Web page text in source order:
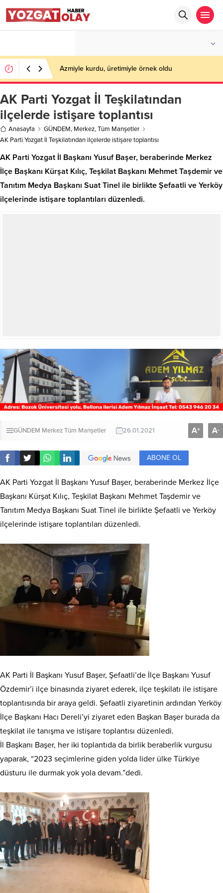
Azmiyle kurdu, üretimiyle örnek oldu
AK Parti Yozgat İl Teşkilatından
ilçelerde istişare toplantısı
Anasayfa GÜNDEM, Merkez,Tüm Manşetler
AK Parti Yozgat İl Teşkilatından ilçelerde istişare toplantısı
AK Parti Yozgat İl Başkanı Yusuf Başer, beraberinde Merkez
İlçe Başkanı Kürşat Kılıç, Teşkilat Başkanı Mehmet Taşdemir ve
Tanıtım Medya Başkanı Suat Tinel ile birlikte Şefaatli ve Yerköy
ilçelerinde istişare toplantıları düzenledi.
GÜNDEM MerkezTüm Manşetler 26.01.2021 A+ A-
ABONE OL
AK Parti Yozgat İl Başkanı Yusuf Başer, beraberinde Merkez İlçe
Başkanı Kürşat Kılıç, Teşkilat Başkanı Mehmet Taşdemir ve
Tanıtım Medya Başkanı Suat Tinel ile birlikte Şefaatli ve Yerköy
ilçelerinde istişare toplantıları düzenledi.
AK Parti İl Başkanı Yusuf Başer, Şefaatli’de İlçe Başkanı Yusuf
Özdemir’i ilçe binasında ziyaret ederek, ilçe teşkilatı ile istişare
toplantısında bir araya geldi. Şefaatli ziyaretinin ardından Yerköy
İlçe Başkanı Hacı Dereli’yi ziyaret eden Başkan Başer burada da
teşkilat ile tanışma ve istişare toplantısı düzenledi.
İl Başkanı Başer, her iki toplantıda da birlik beraberlik vurgusu
yaparak, “2023 seçimlerine giden yolda lider ülke Türkiye
düsturu ile durmak yok yola devam.”dedi.